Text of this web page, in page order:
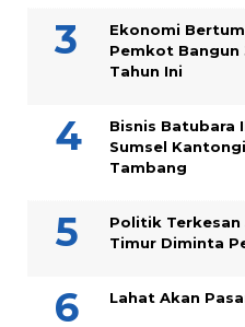
Ekonomi
Pemkot Bangun
Tahun Ini
Bisnis Batubara
Sumsel
Tambang
Politik Terkesan
Timur Diminta
Lahat Akan